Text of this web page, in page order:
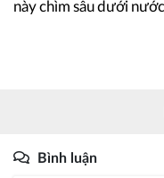
này chìm sâu dưới
Bình luận